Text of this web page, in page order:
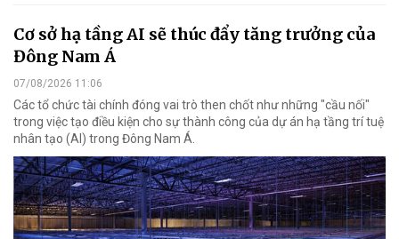
Cơ sở hạ tầng AI sẽ thúc đẩy tăng trưởng của
Đông Nam Á
07/08/2026 11:06
Các tổ chức tài chính đóng vai trò then chốt như những "cầu nối"
trong việc tạo điều kiện cho sự thành công của dự án hạ tầng trí tuệ
nhân tạo (AI) trong Đông Nam Á.